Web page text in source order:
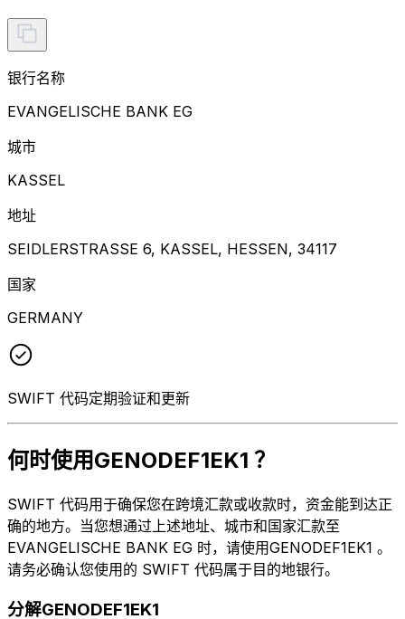
银行名称
EVANGELISCHE BANK EG
城市
KASSEL
地址
SEIDLERSTRASSE 6, KASSEL, HESSEN, 34117
国家
GERMANY
SWIFT 代码定期验证和更新
何时使用GENODEF1EK1 ？
SWIFT 代码用于确保您在跨境汇款或收款时，资金能到达正
确的地方。当您想通过上述地址、城市和国家汇款至
EVANGELISCHE BANK EG 时，请使用GENODEF1EK1 。
请务必确认您使用的 SWIFT 代码属于目的地银行。
分解GENODEF1EK1